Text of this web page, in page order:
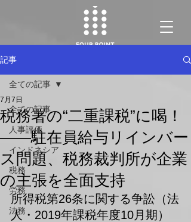
記事
全ての記事
人事評価
インドネシア
税務
労務
法務
全ての記事
税務署の“二重課税”に喝！
――駐在員給与リインバー
ス問題、税務裁判所が企業
の主張を全面支持
7月7日
所得税第26条に関する争訟（法
人・2019年課税年度10月期）